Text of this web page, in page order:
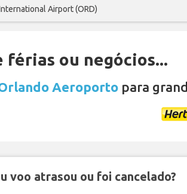
Airport (ORD)
férias ou negócios...
Aeroporto para
voo atrasou ou foi cancelado?